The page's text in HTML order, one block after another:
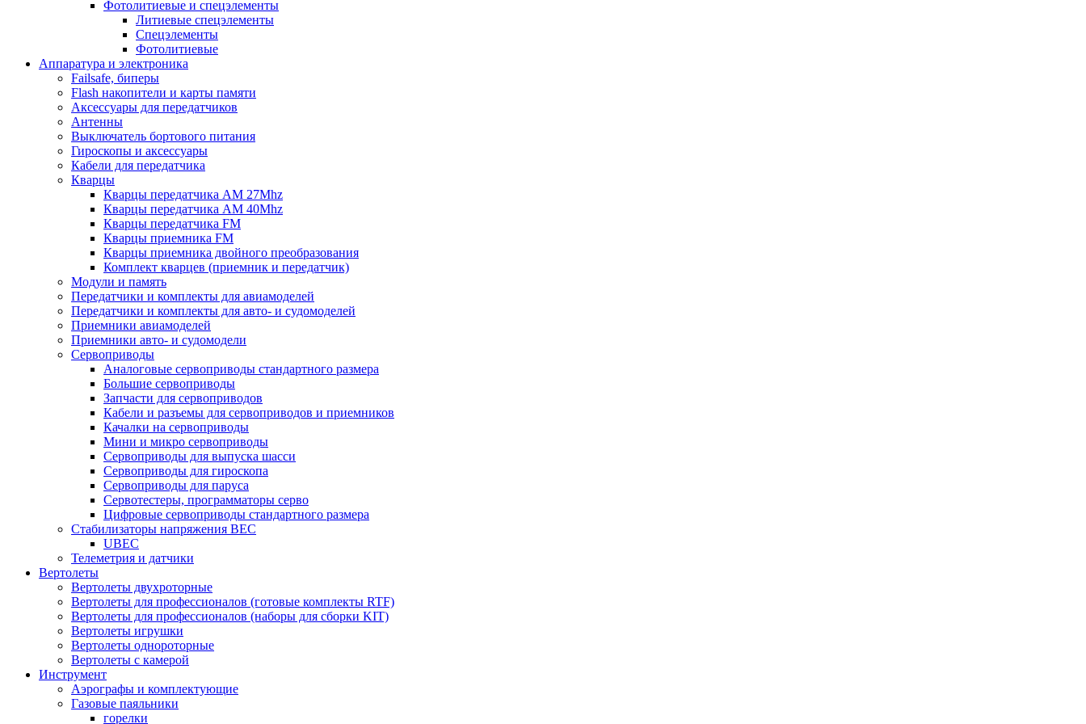
Фотолитиевые и спецэлементы
Литиевые спецэлементы
Спецэлементы
Фотолитиевые
Аппаратура и электроника
Failsafe, биперы
Flash накопители и карты памяти
Аксессуары для передатчиков
Антенны
Выключатель бортового питания
Гироскопы и аксессуары
Кабели для передатчика
Кварцы
Кварцы передатчика AM 27Mhz
Кварцы передатчика AM 40Mhz
Кварцы передатчика FM
Кварцы приемника FM
Кварцы приемника двойного преобразования
Комплект кварцев (приемник и передатчик)
Модули и память
Передатчики и комплекты для авиамоделей
Передатчики и комплекты для авто- и судомоделей
Приемники авиамоделей
Приемники авто- и судомодели
Сервоприводы
Аналоговые сервоприводы стандартного размера
Большие сервоприводы
Запчасти для сервоприводов
Кабели и разъемы для сервоприводов и приемников
Качалки на сервоприводы
Мини и микро сервоприводы
Сервоприводы для выпуска шасси
Сервоприводы для гироскопа
Сервоприводы для паруса
Сервотестеры, программаторы серво
Цифровые сервоприводы стандартного размера
Стабилизаторы напряжения BEC
UBEC
Телеметрия и датчики
Вертолеты
Вертолеты двухроторные
Вертолеты для профессионалов (готовые комплекты RTF)
Вертолеты для профессионалов (наборы для сборки KIT)
Вертолеты игрушки
Вертолеты однороторные
Вертолеты с камерой
Инструмент
Аэрографы и комплектующие
Газовые паяльники
горелки